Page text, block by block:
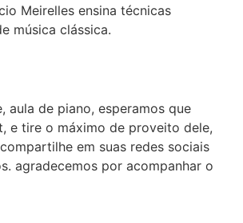
Meirelles ensina técnicas
música clássica.
aula de piano, esperamos que
e tire o máximo de proveito dele,
em suas redes sociais
agradecemos por acompanhar o